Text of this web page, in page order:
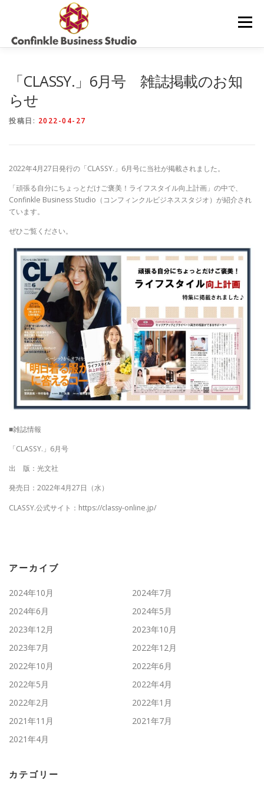
メニュー
「CLASSY.」6月号 雑誌掲載のお知
らせ
投稿日: 2022-04-27
2022年4月27日発行の「CLASSY.」6月号に当社が掲載されました。
「頑張る自分にちょっとだけご褒美！ライフスタイル向上計画」の中で、
Confinkle Business Studio（コンフィンクルビジネススタジオ）が紹介され
ています。
ぜひご覧ください。
■雑誌情報
「CLASSY.」6月号
出 版：光文社
発売日：2022年4月27日（水）
CLASSY.公式サイト：https://classy-online.jp/
アーカイブ
2024年10月
2024年7月
2024年6月
2024年5月
2023年12月
2023年10月
2023年7月
2022年12月
2022年10月
2022年6月
2022年5月
2022年4月
2022年2月
2022年1月
2021年11月
2021年7月
2021年4月
カテゴリー